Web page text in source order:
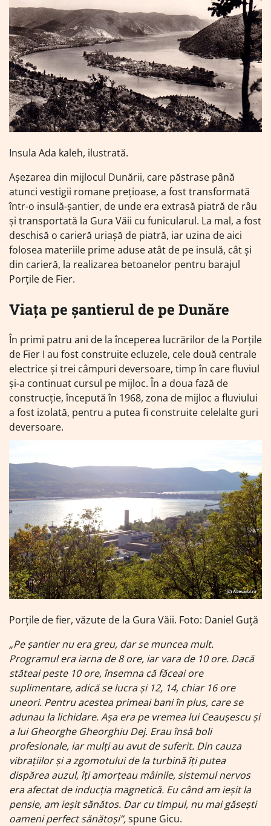
Insula Ada kaleh, ilustrată.
Așezarea din mijlocul Dunării, care păstrase până
atunci vestigii romane prețioase, a fost transformată
într-o insulă-șantier, de unde era extrasă piatră de râu
și transportată la Gura Văii cu funicularul. La mal, a fost
deschisă o carieră uriașă de piatră, iar uzina de aici
folosea materiile prime aduse atât de pe insulă, cât și
din carieră, la realizarea betoanelor pentru barajul
Porțile de Fier.
Viața pe șantierul de pe Dunăre
În primi patru ani de la începerea lucrărilor de la Porțile
de Fier I au fost construite ecluzele, cele două centrale
electrice şi trei câmpuri deversoare, timp în care fluviul
şi-a continuat cursul pe mijloc. În a doua fază de
construcţie, începută în 1968, zona de mijloc a fluviului
a fost izolată, pentru a putea fi construite celelalte guri
deversoare.
Porțile de fier, văzute de la Gura Văii. Foto: Daniel Guță
„Pe șantier nu era greu, dar se muncea mult.
Programul era iarna de 8 ore, iar vara de 10 ore. Dacă
stăteai peste 10 ore, însemna că făceai ore
suplimentare, adică se lucra și 12, 14, chiar 16 ore
uneori. Pentru acestea primeai bani în plus, care se
adunau la lichidare. Așa era pe vremea lui Ceaușescu și
a lui Gheorghe Gheorghiu Dej. Erau însă boli
profesionale, iar mulți au avut de suferit. Din cauza
vibrațiilor și a zgomotului de la turbină îți putea
dispărea auzul, îți amorțeau mâinile, sistemul nervos
era afectat de inducția magnetică. Eu când am ieșit la
pensie, am ieșit sănătos. Dar cu timpul, nu mai găsești
oameni perfect sănătoși”,spune Gicu.